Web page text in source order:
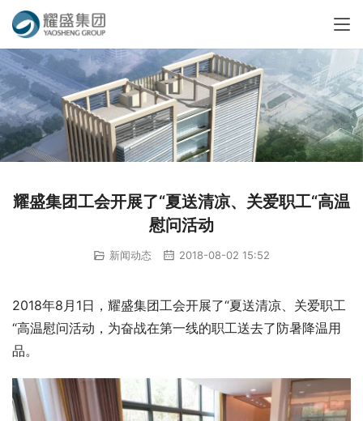
耀盛集团工会开展了“夏送清凉、关爱职工“高温
慰问活动
新闻动态 2018-08-02 15:52
2018年8月1日，耀盛集团工会开展了“夏送清凉、关爱职工
“高温慰问活动，为奋战在第一线的职工送去了防暑降温用
品。